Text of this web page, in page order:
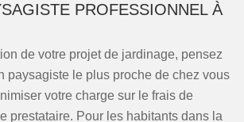
PROFESSIONNEL À
de votre projet de jardinage, pensez
paysagiste le plus proche de chez vous
votre charge sur le frais de
prestataire. Pour les habitants dans la